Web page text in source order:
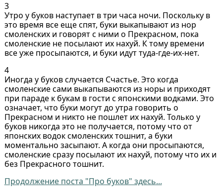
3
Утро у буков наступает в три часа ночи. Поскольку в
это время все еще спят, буки выкапывают из нор
смоленских и говорят с ними о Прекрасном, пока
смоленские не посылают их нахуй. К тому времени
все уже просыпаются, и буки идут туда-где-их-нет.
4
Иногда у буков случается Счастье. Это когда
смоленские сами выкапываются из норы и приходят
при параде к букам в гости с японскими водками. Это
означает, что буки могут до утра говорить о
Прекрасном и никто не пошлет их нахуй. Только у
буков никогда это не получается, потому что от
японских водок смоленских тошнит, а буки
моментально засыпают. А когда они просыпаются,
смоленские сразу посылают их нахуй, потому что их и
без Прекрасного тошнит.
Продолжение поста "Про буков" здесь...